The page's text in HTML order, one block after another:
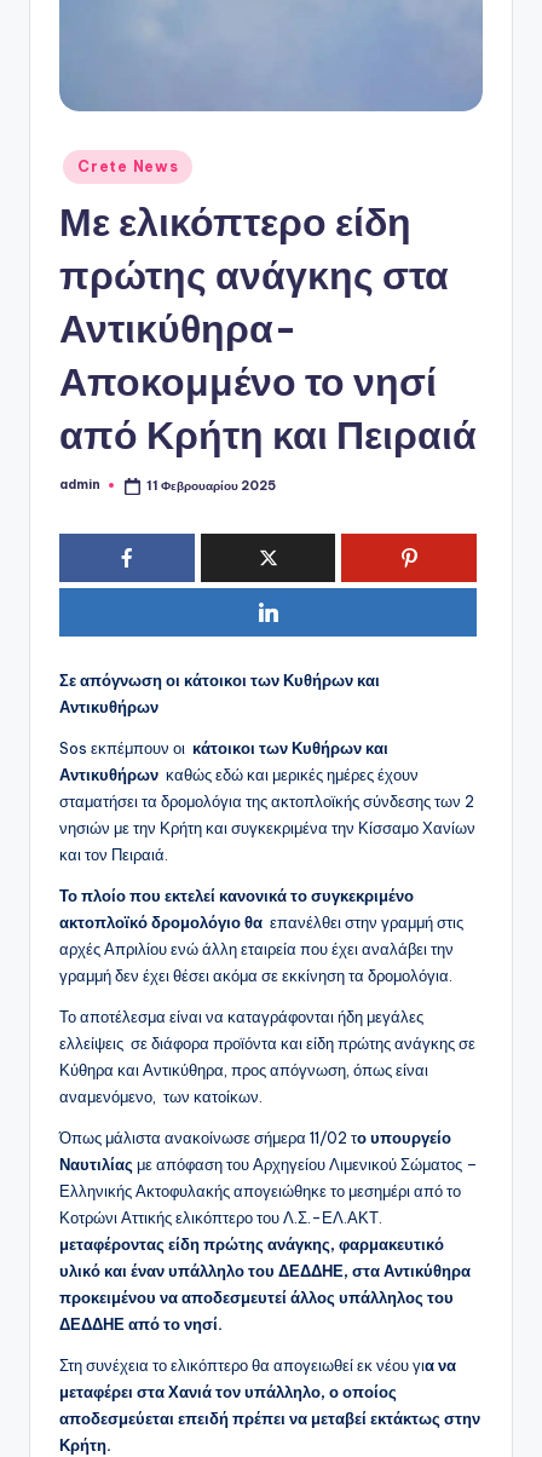
Αναρτήθηκε
σε
Crete News
Με ελικόπτερο είδη
πρώτης ανάγκης στα
Αντικύθηρα-
Αποκομμένο το νησί
από Κρήτη και Πειραιά
Συγγραφέας:
admin 11 Φεβρουαρίου 2025
Σε απόγνωση οι κάτοικοι των Κυθήρων και
Αντικυθήρων
Sos εκπέμπουν οι κάτοικοι των Κυθήρων και
Αντικυθήρων καθώς εδώ και μερικές ημέρες έχουν
σταματήσει τα δρομολόγια της ακτοπλοϊκής σύνδεσης των 2
νησιών με την Κρήτη και συγκεκριμένα την Κίσσαμο Χανίων
και τον Πειραιά.
Το πλοίο που εκτελεί κανονικά το συγκεκριμένο
ακτοπλοϊκό δρομολόγιο θα επανέλθει στην γραμμή στις
αρχές Απριλίου ενώ άλλη εταιρεία που έχει αναλάβει την
γραμμή δεν έχει θέσει ακόμα σε εκκίνηση τα δρομολόγια.
Το αποτέλεσμα είναι να καταγράφονται ήδη μεγάλες
ελλείψεις σε διάφορα προϊόντα και είδη πρώτης ανάγκης σε
Κύθηρα και Αντικύθηρα, προς απόγνωση, όπως είναι
αναμενόμενο, των κατοίκων.
Όπως μάλιστα ανακοίνωσε σήμερα 11/02 το υπουργείο
Ναυτιλίας με απόφαση του Αρχηγείου Λιμενικού Σώματος –
Ελληνικής Ακτοφυλακής απογειώθηκε το μεσημέρι από το
Κοτρώνι Αττικής ελικόπτερο του Λ.Σ.-ΕΛ.ΑΚΤ.
μεταφέροντας είδη πρώτης ανάγκης, φαρμακευτικό
υλικό και έναν υπάλληλο του ΔΕΔΔΗΕ, στα Αντικύθηρα
προκειμένου να αποδεσμευτεί άλλος υπάλληλος του
ΔΕΔΔΗΕ από το νησί.
Στη συνέχεια το ελικόπτερο θα απογειωθεί εκ νέου για να
μεταφέρει στα Χανιά τον υπάλληλο, ο οποίος
αποδεσμεύεται επειδή πρέπει να μεταβεί εκτάκτως στην
Κρήτη.